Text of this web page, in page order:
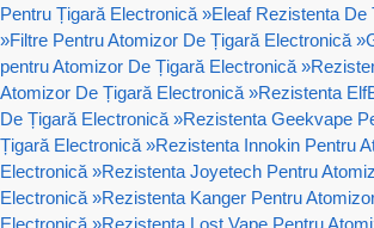
Pentru Țigară Electronică »Eleaf Rezistenta De
»Filtre Pentru Atomizor De Țigară Electronică »
pentru Atomizor De Țigară Electronică »
Atomizor De Țigară Electronică »Rezistenta
De Țigară Electronică »Rezistenta Geekvape
Țigară Electronică »Rezistenta Innokin Pentru
Electronică »Rezistenta Joyetech Pentru
Electronică »Rezistenta Kanger Pentru
Electronică »Rezistenta Lost Vape Pentru